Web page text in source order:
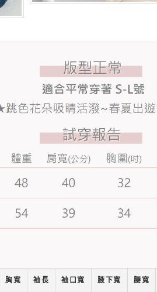
胸寬 袖長 袖口寬 腋下寬 腰寬